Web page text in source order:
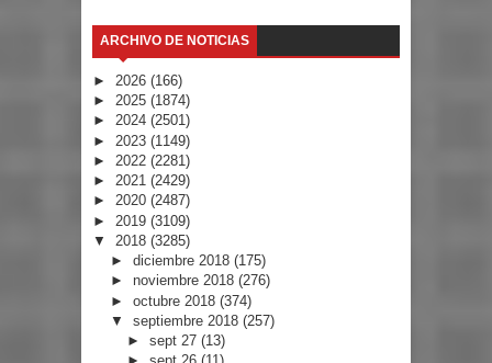
ARCHIVO DE NOTICIAS
► 2026 (166)
► 2025 (1874)
► 2024 (2501)
► 2023 (1149)
► 2022 (2281)
► 2021 (2429)
► 2020 (2487)
► 2019 (3109)
▼ 2018 (3285)
► diciembre 2018 (175)
► noviembre 2018 (276)
► octubre 2018 (374)
▼ septiembre 2018 (257)
►sept 27(13)